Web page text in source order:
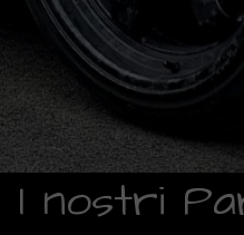
I nostri